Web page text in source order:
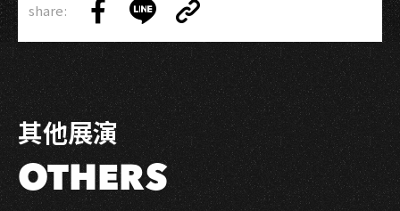
share:
on
Facebook
on
LINE
Link
Copy
Link
其他展演
OTHERS